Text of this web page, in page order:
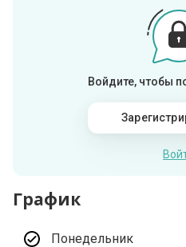
Войдите, чтобы
График
Понедельник